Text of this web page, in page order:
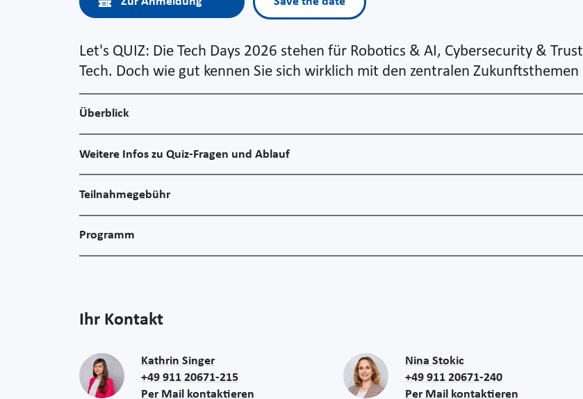
Let's QUIZ: Die Tech Days 2026 stehen für Robotics & AI, Cybersecurity &
Tech. Doch wie gut kennen Sie sich wirklich mit den zentralen Zukunftsthemen
Überblick
Weitere Infos zu Quiz-Fragen und Ablauf
Teilnahmegebühr
Programm
Ihr Kontakt
Kathrin Singer
+49 911 20671-215
Per Mail kontaktieren
Nina Stokic
+49 911 20671-240
Per Mail kontaktieren